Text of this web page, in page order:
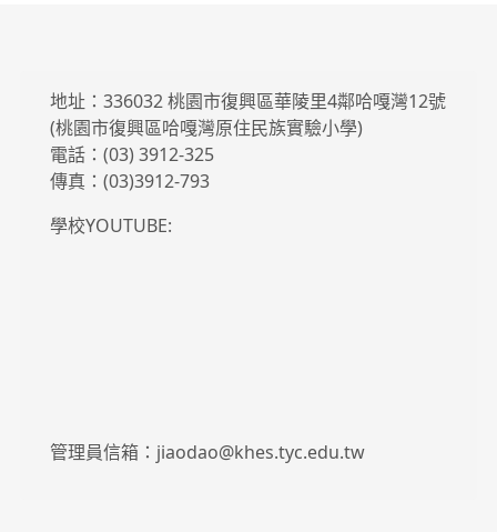
地址：336032 桃園市復興區華陵里4鄰哈嘎灣12號
(桃園市復興區哈嘎灣原住民族實驗小學)
電話：(03) 3912-325
傳真：(03)3912-793
學校YOUTUBE:
管理員信箱：jiaodao@khes.tyc.edu.tw